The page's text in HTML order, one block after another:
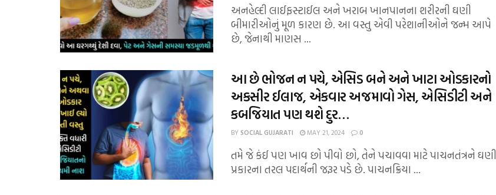
અનહેલ્દી લાઈફસ્ટાઈલ અને ખરાબ ખાનપાનના શરીરની ઘણી
બીમારીઓનું મૂળ કારણ છે. આ વસ્તુ એવી પરેશાનીઓને જન્મ આપે
છે, જેનાથી માણસ ...
આ છે ભોજન ન પચે, એસિડ બને અને ખાટા ઓડકારનો
અકસીર ઈલાજ, એકવાર અજમાવો ગેસ, એસિડીટી અને
કબજિયાત પણ થશે દુર…
BY SOCIAL GUJARATI MAY 21, 2024 0
તમે જે કંઈ પણ ખાવ છો પીવો છો, તેને પચાવવા માટે પાચનતંત્રને ઘણી
પ્રકારના તરલ પદાર્થની જરૂર પડે છે. પાચનક્રિયા ...